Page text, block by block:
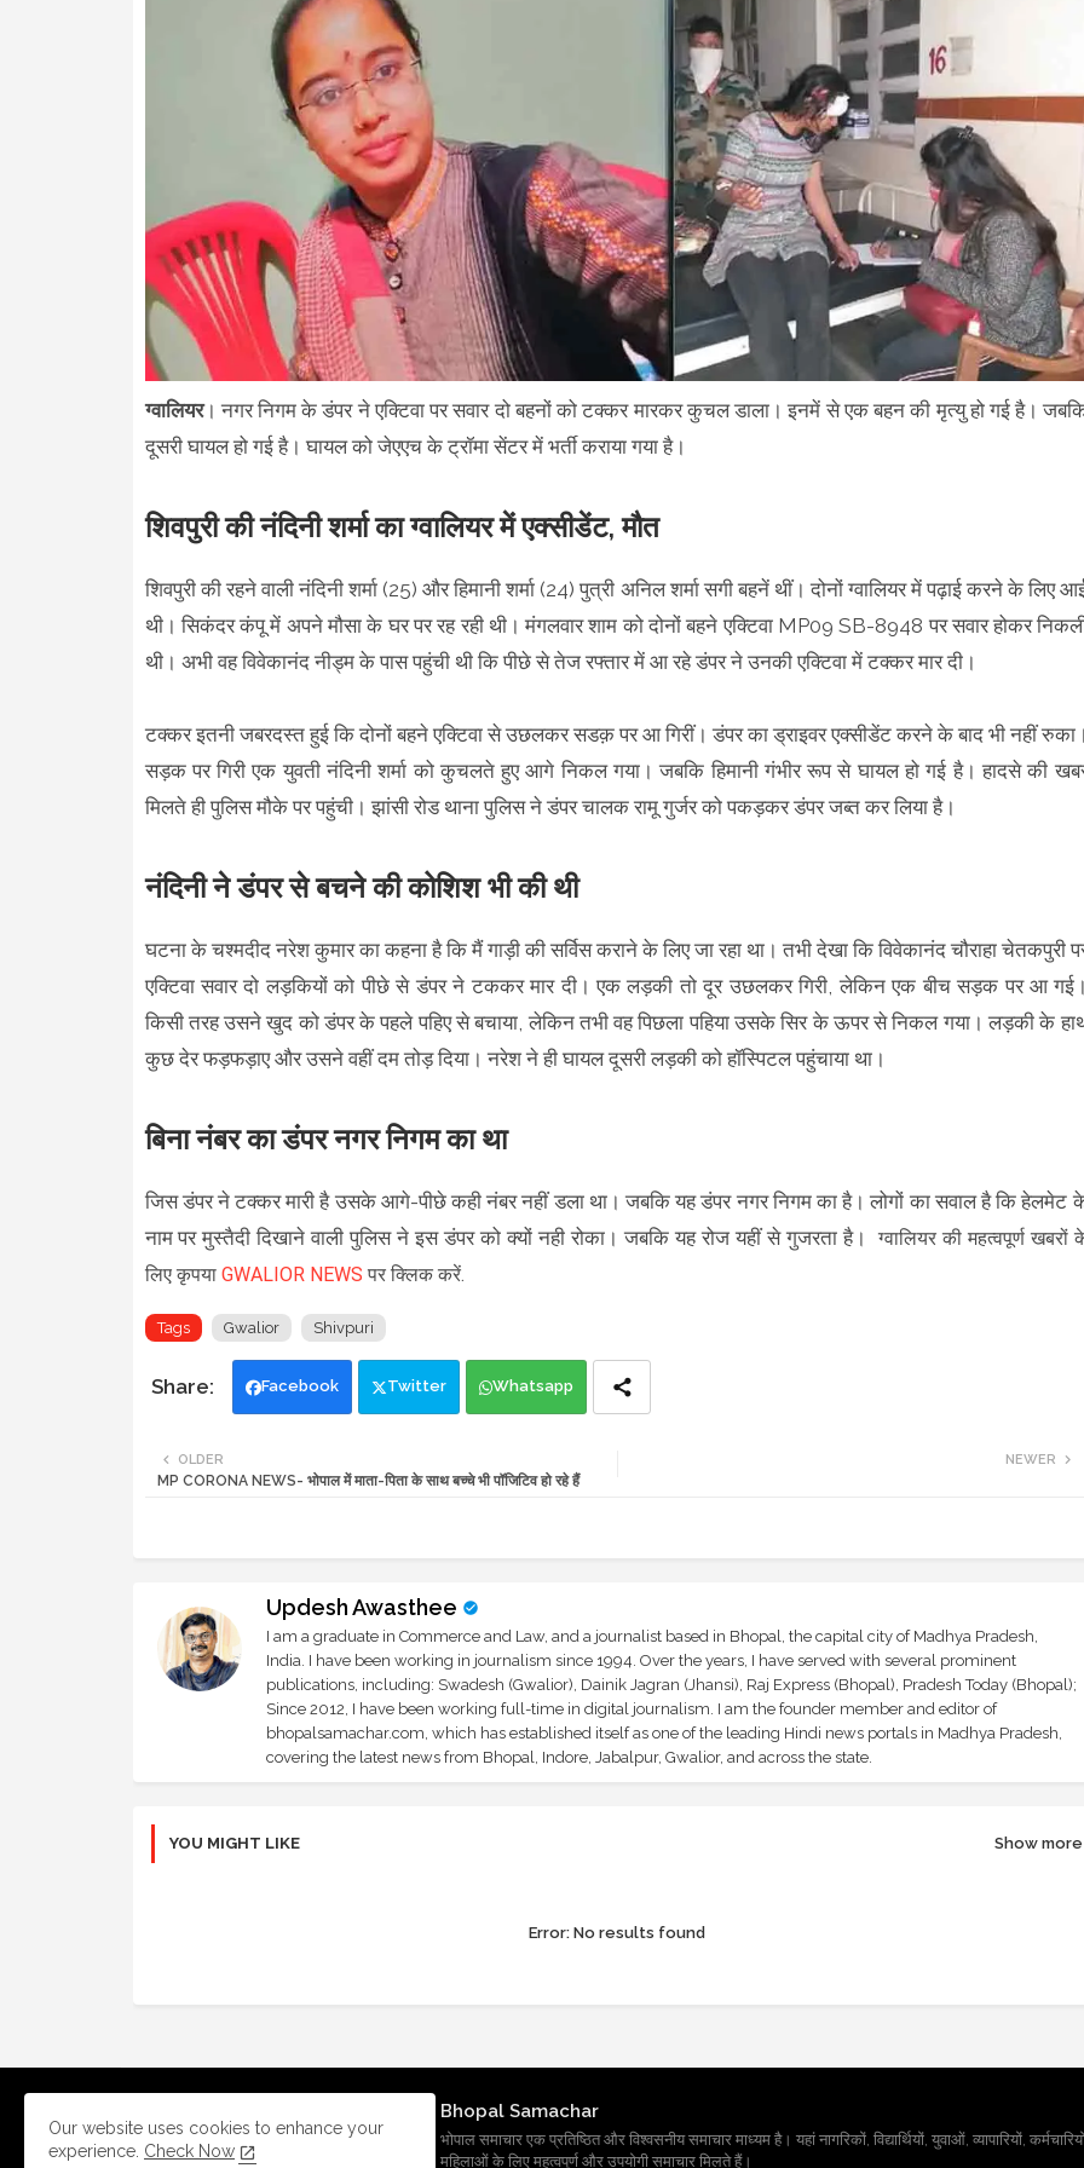
ग्वालियर। नगर निगम के डंपर ने एक्टिवा पर सवार दो बहनों को टक्कर मारकर कुचल डाला। इनमें से एक बहन की मृत्यु हो गई है।
दूसरी घायल हो गई है। घायल को जेएएच के ट्रॉमा सेंटर में भर्ती कराया गया है।
शिवपुरी की नंदिनी शर्मा का ग्वालियर में एक्सीडेंट, मौत
शिवपुरी की रहने वाली नंदिनी शर्मा (25) और हिमानी शर्मा (24) पुत्री अनिल शर्मा सगी बहनें थीं। दोनों ग्वालियर में पढ़ाई करने के लिए
थी। सिकंदर कंपू में अपने मौसा के घर पर रह रही थी। मंगलवार शाम को दोनों बहने एक्टिवा MP09 SB-8948 पर सवार होकर
थी। अभी वह विवेकानंद नीड्म के पास पहुंची थी कि पीछे से तेज रफ्तार में आ रहे डंपर ने उनकी एक्टिवा में टक्कर मार दी।
टक्कर इतनी जबरदस्त हुई कि दोनों बहने एक्टिवा से उछलकर सडक़ पर आ गिरीं। डंपर का ड्राइवर एक्सीडेंट करने के बाद भी नहीं
सड़क पर गिरी एक युवती नंदिनी शर्मा को कुचलते हुए आगे निकल गया। जबकि हिमानी गंभीर रूप से घायल हो गई है। हादसे की
मिलते ही पुलिस मौके पर पहुंची। झांसी रोड थाना पुलिस ने डंपर चालक रामू गुर्जर को पकड़कर डंपर जब्त कर लिया है।
नंदिनी ने डंपर से बचने की कोशिश भी की थी
घटना के चश्मदीद नरेश कुमार का कहना है कि मैं गाड़ी की सर्विस कराने के लिए जा रहा था। तभी देखा कि विवेकानंद चौराहा चेतकपुरी
एक्टिवा सवार दो लड़कियों को पीछे से डंपर ने टककर मार दी। एक लड़की तो दूर उछलकर गिरी, लेकिन एक बीच सड़क पर आ
किसी तरह उसने खुद को डंपर के पहले पहिए से बचाया, लेकिन तभी वह पिछला पहिया उसके सिर के ऊपर से निकल गया। लड़की के
कुछ देर फड़फड़ाए और उसने वहीं दम तोड़ दिया। नरेश ने ही घायल दूसरी लड़की को हॉस्पिटल पहुंचाया था।
बिना नंबर का डंपर नगर निगम का था
जिस डंपर ने टक्कर मारी है उसके आगे-पीछे कही नंबर नहीं डला था। जबकि यह डंपर नगर निगम का है। लोगों का सवाल है कि हेलमेट
नाम पर मुस्तैदी दिखाने वाली पुलिस ने इस डंपर को क्यों नही रोका। जबकि यह रोज यहीं से गुजरता है।
ग्वालियर की महत्वपूर्ण खबरों
लिए कृपया GWALIOR NEWS पर क्लिक करें.
Tags Gwalior Shivpuri
Facebook Twitter Whatsapp
NEWER
OLDER
MP CORONA NEWS- भोपाल में माता-पिता के साथ बच्चे भी पॉजिटिव हो रहे हैं
Updesh Awasthee
I am a graduate in Commerce and Law, and a journalist based in Bhopal, the capital city of Madhya Pradesh,
India. I have been working in journalism since 1994. Over the years, I have served with several prominent
publications, including: Swadesh (Gwalior), Dainik Jagran (Jhansi), Raj Express (Bhopal), Pradesh Today (Bhopal);
Since 2012, I have been working full-time in digital journalism. I am the founder member and editor of
bhopalsamachar.com, which has established itself as one of the leading Hindi news portals in Madhya Pradesh,
covering the latest news from Bhopal, Indore, Jabalpur, Gwalior, and across the state.
YOU MIGHT LIKE Show more
Error:No results found
Bhopal Samachar
भोपाल समाचार एक प्रतिष्ठित और विश्वसनीय समाचार माध्यम है। यहां नागरिकों, विद्यार्थियों, युवाओं, व्यापारियों,
महिलाओं के लिए महत्वपूर्ण और उपयोगी समाचार मिलते हैं।
Our website uses cookies to enhance your
experience. Check Now